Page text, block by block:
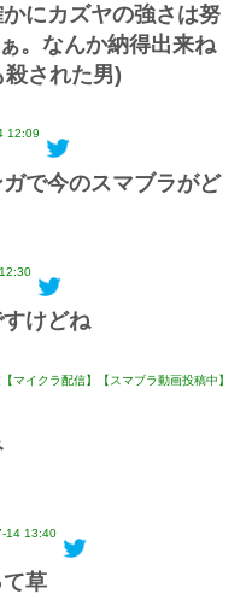
にカズヤの強さは努
。なんか納得出来ね
された男)
12:09
で今のスマブラがど
けどね
マイクラ配信】【スマブラ動画投稿中】
14 13:40
草